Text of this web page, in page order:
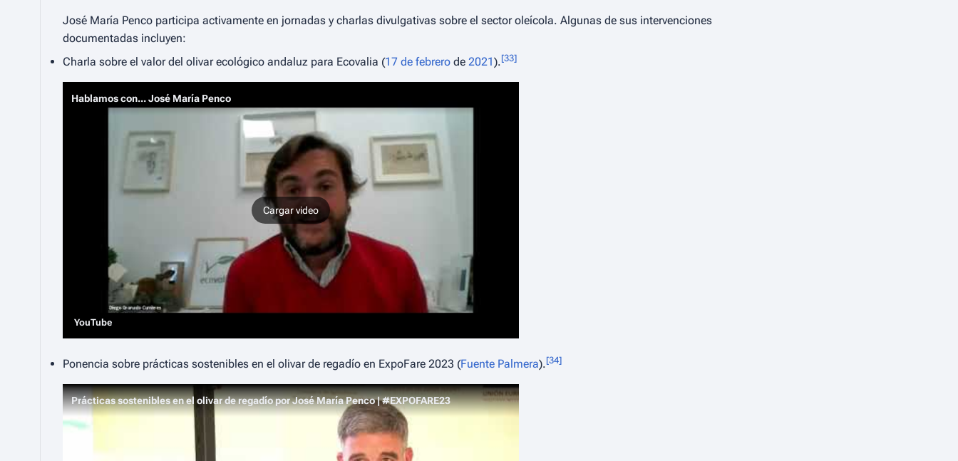
José María Penco participa activamente en jornadas y charlas divulgativas sobre el sector oleícola. Algunas de sus intervenciones
documentadas incluyen:
Charla sobre el valor del olivar ecológico andaluz para Ecovalia (17 de febrero de 2021).[33]
Hablamos con... José María Penco
Cargar video
YouTube
Ponencia sobre prácticas sostenibles en el olivar de regadío en ExpoFare 2023 (Fuente Palmera).[34]
Prácticas sostenibles en el olivar de regadío por José María Penco | #EXPOFARE23